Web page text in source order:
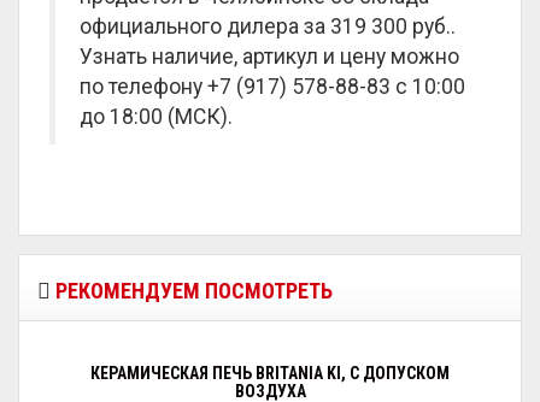
официального дилера за 319 300 руб..
Узнать наличие, артикул и цену можно
по телефону +7 (917) 578-88-83 с 10:00
до 18:00 (МСК).
РЕКОМЕНДУЕМ ПОСМОТРЕТЬ
КЕРАМИЧЕСКАЯ ПЕЧЬ BRITANIA KI, С ДОПУСКОМ
ВОЗДУХА